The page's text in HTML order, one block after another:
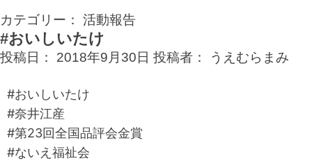
カテゴリー： 活動報告
#おいしいたけ
投稿日： 2018年9月30日 投稿者： うえむらまみ
#おいしいたけ
#奈井江産
#第23回全国品評会金賞
#ないえ福祉会